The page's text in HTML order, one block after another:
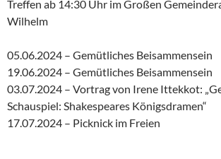
Treffen ab 14:30 Uhr im Großen
Wilhelm
05.06.2024 – Gemütliches Beisammensein
19.06.2024 – Gemütliches Beisammensein
03.07.2024 – Vortrag von Irene Ittekkot:
Schauspiel: Shakespeares Königsdramen“
17.07.2024 – Picknick im Freien